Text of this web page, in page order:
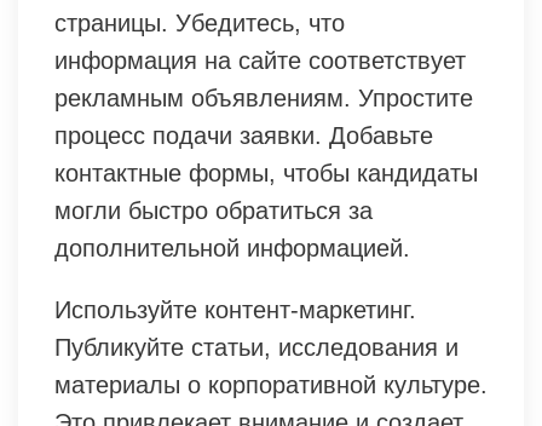
страницы. Убедитесь, что
информация на сайте соответствует
рекламным объявлениям. Упростите
процесс подачи заявки. Добавьте
контактные формы, чтобы кандидаты
могли быстро обратиться за
дополнительной информацией.
Используйте контент-маркетинг.
Публикуйте статьи, исследования и
материалы о корпоративной культуре.